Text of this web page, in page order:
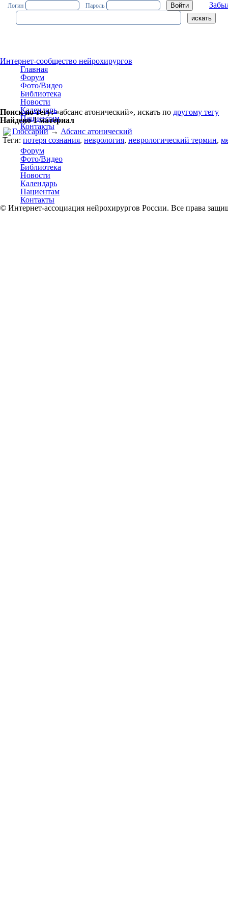
Логин Пароль
Интернет-сообщество нейрохирургов
Главная
Форум
Фото/Видео
Библиотека
Новости
Календарь
Пациентам
Контакты
Поиск по тегу:«абсанс атонический», искать по другому тегу
Найдено 1 материал
Глоссарий→ Абсанс атонический
Теги: потеря сознания, неврология, неврологический термин,
Форум
Фото/Видео
Библиотека
Новости
Календарь
Пациентам
Контакты
© Интернет-ассоциация нейрохирургов России. Все права